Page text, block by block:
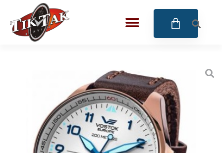
BIGOTTI Milano
CALYPSO